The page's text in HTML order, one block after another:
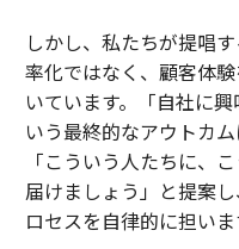
しかし、私たちが提唱
率化ではなく、顧客体
いています。「自社に
いう最終的なアウトカ
「こういう人たちに、
届けましょう」と提案
ロセスを自律的に担いま